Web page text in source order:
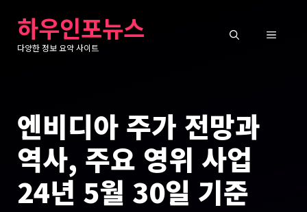
하우인포뉴스
다양한 정보 요약 사이트
메
엔비디아 주가 전망과
역사, 주요 영위 사업
24년 5월 30일 기준